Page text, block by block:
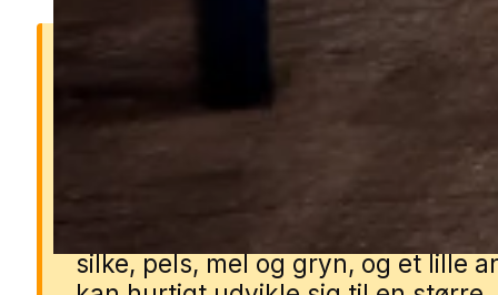
Hvorfor er møl et
Møl kan hurtigt ødelægge tøj,
fødevarer, før man opdager
Larverne lever af materialer som
silke, pels, mel og gryn, og et lille